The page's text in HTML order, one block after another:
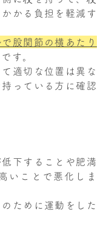
かる負担を軽減す
股関節の横あたり
す。
適切な位置は異な
っている方に確認
下することや肥満
いことで悪化しま
のために運動をした